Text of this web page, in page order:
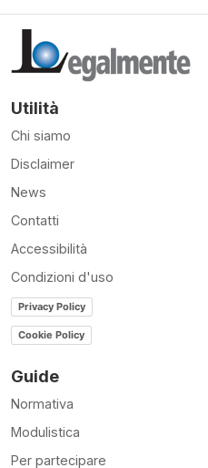
Utilità
Chi siamo
Disclaimer
News
Contatti
Accessibilità
Condizioni d'uso
Privacy Policy
Cookie Policy
Guide
Normativa
Modulistica
Per partecipare